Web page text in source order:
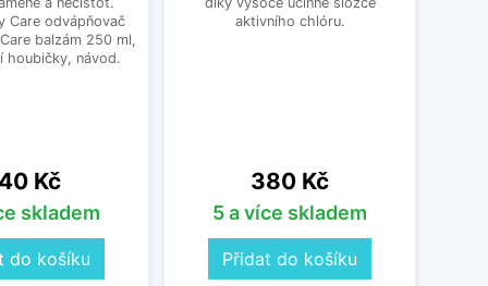
Care odvápňovač
balzám 250 ml,
houbičky, návod.
Kč
skladem
do košíku
aktivního chlóru.
Cena
380 Kč
5 a více skladem
Přidat do košíku